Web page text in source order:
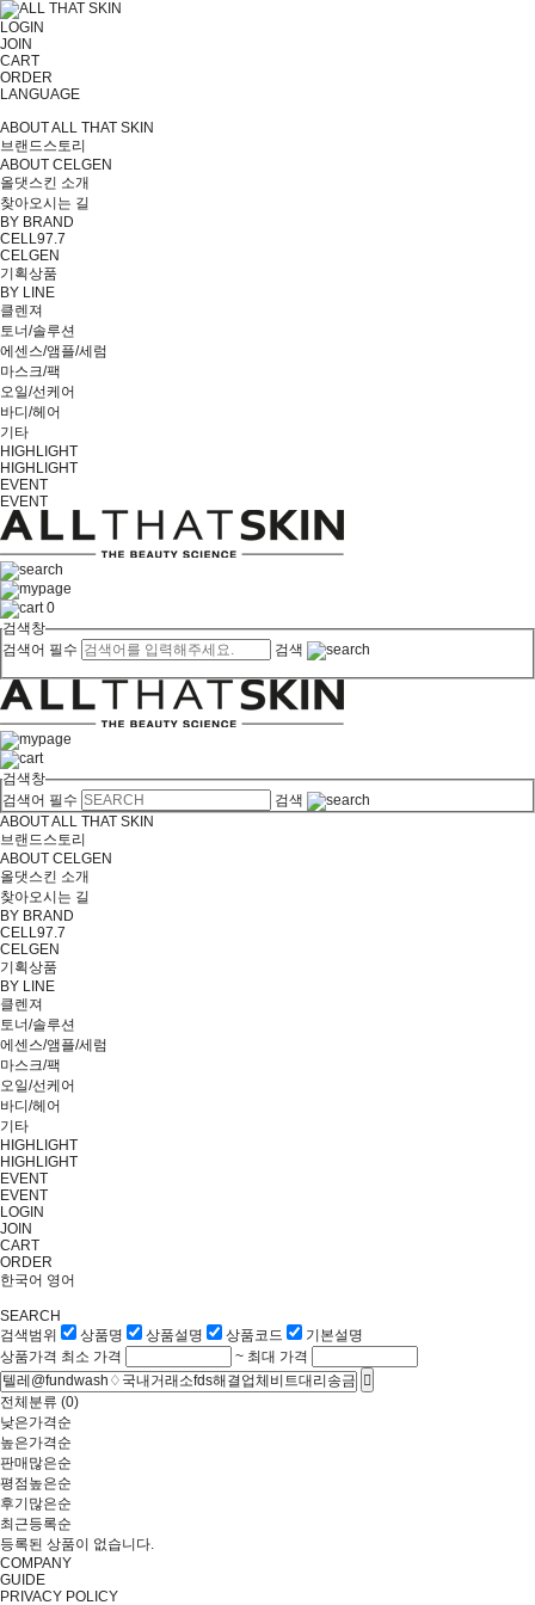
LOGIN
JOIN
CART
ORDER
LANGUAGE
ABOUT ALL THAT SKIN
브랜드스토리
ABOUT CELGEN
올댓스킨 소개
찾아오시는 길
BY BRAND
CELL97.7
CELGEN
기획상품
BY LINE
클렌져
토너/솔루션
에센스/앰플/세럼
마스크/팩
오일/선케어
바디/헤어
기타
HIGHLIGHT
HIGHLIGHT
EVENT
EVENT
0
검색창
검색어 필수
검색
검색창
검색어 필수
검색
ABOUT ALL THAT SKIN
브랜드스토리
ABOUT CELGEN
올댓스킨 소개
찾아오시는 길
BY BRAND
CELL97.7
CELGEN
기획상품
BY LINE
클렌져
토너/솔루션
에센스/앰플/세럼
마스크/팩
오일/선케어
바디/헤어
기타
HIGHLIGHT
HIGHLIGHT
EVENT
EVENT
LOGIN
JOIN
CART
ORDER
한국어 영어
SEARCH
검색범위
상품명 상품설명 상품코드
기본설명
상품가격 최소 가격 ~ 최대 가격
전체분류 (0)
낮은가격순
높은가격순
판매많은순
평점높은순
후기많은순
최근등록순
등록된 상품이 없습니다.
COMPANY
GUIDE
PRIVACY POLICY